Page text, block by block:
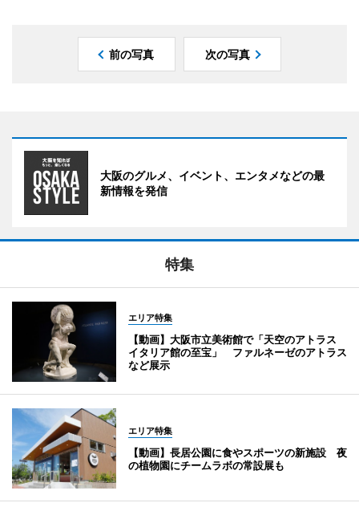
前の写真 次の写真
大阪のグルメ、イベント、エンタメなどの最
新情報を発信
特集
エリア特集
【動画】大阪市立美術館で「天空のアトラス
イタリア館の至宝」 ファルネーゼのアトラス
など展示
エリア特集
【動画】長居公園に食やスポーツの新施設 夜
の植物園にチームラボの常設展も